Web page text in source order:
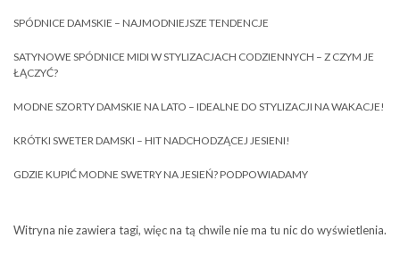
SPÓDNICE DAMSKIE – NAJMODNIEJSZE TENDENCJE
SATYNOWE SPÓDNICE MIDI W STYLIZACJACH CODZIENNYCH – Z CZYM JE
ŁĄCZYĆ?
MODNE SZORTY DAMSKIE NA LATO – IDEALNE DO STYLIZACJI NA WAKACJE!
KRÓTKI SWETER DAMSKI – HIT NADCHODZĄCEJ JESIENI!
GDZIE KUPIĆ MODNE SWETRY NA JESIEŃ? PODPOWIADAMY
Witryna nie zawiera tagi, więc na tą chwile nie ma tu nic do wyświetlenia.